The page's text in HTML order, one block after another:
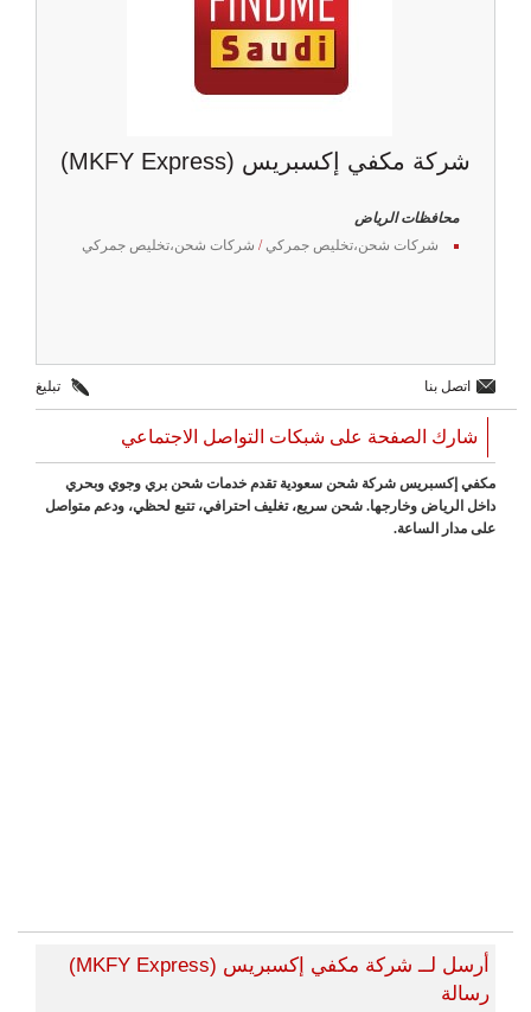
شركة مكفي إكسبريس (MKFY Express)
محافظات الرياض
شركات شحن،تخليص جمركي / شركات شحن،تخليص جمركي
اتصل بنا تبليغ
شارك الصفحة على شبكات التواصل الاجتماعي
مكفي إكسبريس شركة شحن سعودية تقدم خدمات شحن بري وجوي وبحري
داخل الرياض وخارجها. شحن سريع، تغليف احترافي، تتبع لحظي، ودعم متواصل
على مدار الساعة.
أرسل لــ شركة مكفي إكسبريس (MKFY Express)
رسالة